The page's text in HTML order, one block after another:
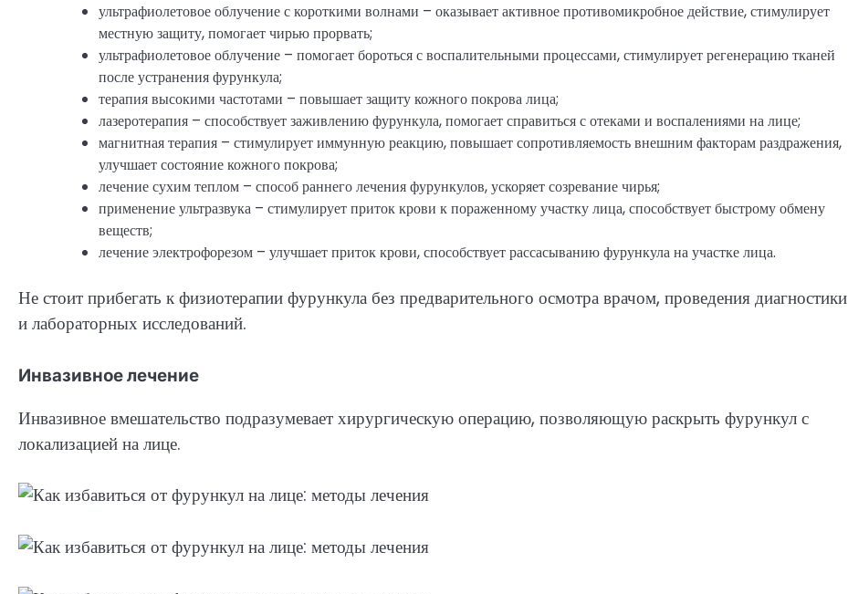
ультрафиолетовое облучение с короткими волнами – оказывает активное противомикробное действие, стимулирует
местную защиту, помогает чирью прорвать;
ультрафиолетовое облучение – помогает бороться с воспалительными процессами, стимулирует регенерацию тканей
после устранения фурункула;
терапия высокими частотами – повышает защиту кожного покрова лица;
лазеротерапия – способствует заживлению фурункула, помогает справиться с отеками и воспалениями на лице;
магнитная терапия – стимулирует иммунную реакцию, повышает сопротивляемость внешним факторам раздражения,
улучшает состояние кожного покрова;
лечение сухим теплом – способ раннего лечения фурункулов, ускоряет созревание чирья;
применение ультразвука – стимулирует приток крови к пораженному участку лица, способствует быстрому обмену
веществ;
лечение электрофорезом – улучшает приток крови, способствует рассасыванию фурункула на участке лица.
Не стоит прибегать к физиотерапии фурункула без предварительного осмотра врачом, проведения диагностики
и лабораторных исследований.
Инвазивное лечение
Инвазивное вмешательство подразумевает хирургическую операцию, позволяющую раскрыть фурункул с
локализацией на лице.